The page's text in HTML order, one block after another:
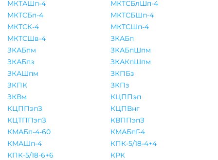
МКТАШп-4
МКТСБлШп-4
МКТСБп-4
МКТСБШп-4
МКТСК-4
МКТСШп-4
МКТСШв-4
ЗКАБп
ЗКАБпм
ЗКАБпШпм
ЗКАБпз
ЗКАКпШпм
ЗКАШпм
ЗКПБз
ЗКПК
ЗКПз
ЗКВм
КЦППэп
КЦППэпЗ
КЦПВнг
КЦТППэпЗ
КВППэпЗ
КМАБп-4-60
КМАБпГ-4
КМАШп-4
КПК-5/18-4+4
КПК-5/18-6+6
КРК